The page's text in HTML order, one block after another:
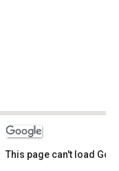
This page can't load